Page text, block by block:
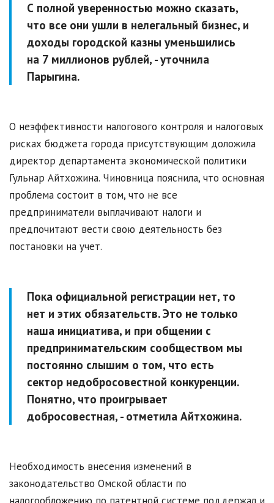
С полной уверенностью можно сказать,
что все они ушли в нелегальный бизнес, и
доходы городской казны уменьшились
на 7 миллионов рублей, - уточнила
Парыгина.
О неэффективности налогового контроля и налоговых
рисках бюджета города присутствующим доложила
директор департамента экономической политики
Гульнар Айтхожина. Чиновница пояснила, что основная
проблема состоит в том, что не все
предприниматели выплачивают налоги и
предпочитают вести свою деятельность без
постановки на учет.
Пока официальной регистрации нет, то
нет и этих обязательств. Это не только
наша инициатива, и при общении с
предпринимательским сообществом мы
постоянно слышим о том, что есть
сектор недобросовестной конкуренции.
Понятно, что проигрывает
добросовестная, - отметила Айтхожина.
Необходимость внесения изменений в
законодательство Омской области по